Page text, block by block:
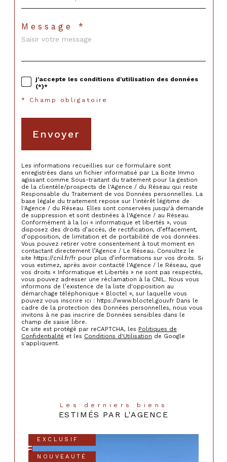
Message *
j'accepte les conditions d'utilisation des données
(*)*
* Champ obligatoire
Envoyer
Les informations recueillies sur ce formulaire sont
enregistrées dans un fichier informatisé par La Boite Immo
agissant comme Sous-traitant du traitement pour la gestion
de la clientèle/prospects de l'Agence / du Réseau qui reste
Responsable du Traitement de vos Données personnelles. La
base légale du traitement repose sur l'intérêt légitime de
l'Agence / du Réseau. Elles sont conservées jusqu'à demande
de suppression et sont destinées à l'Agence / au Réseau.
Conformément à la loi « informatique et libertés », vous
disposez des droits d’accès, de rectification, d’effacement,
d’opposition, de limitation et de portabilité de vos données.
Vous pouvez retirer votre consentement à tout moment en
contactant directement l’Agence / Le Réseau. Consultez le
site https://cnil.fr/fr pour plus d’informations sur vos droits. Si
vous estimez, après avoir contacté l'Agence / le Réseau, que
vos droits « Informatique et Libertés » ne sont pas respectés,
vous pouvez adresser une réclamation à la CNIL. Nous vous
informons de l’existence de la liste d'opposition au
démarchage téléphonique « Bloctel », sur laquelle vous
pouvez vous inscrire ici : https://www.bloctel.gouv.fr Dans le
cadre de la protection des Données personnelles, nous vous
invitons à ne pas inscrire de Données sensibles dans le
champ de saisie libre.
Ce site est protégé par reCAPTCHA, les Politiques de
Confidentialité et les Conditions d'Utilisation de Google
s'appliquent.
Les derniers biens
ESTIMÉS PAR L'AGENCE
EXCLUSIF
NOUVEAUTÉ